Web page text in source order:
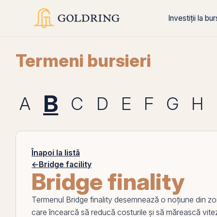
Investiții la
Termeni bursieri
A B C D E F G H
Înapoi la listă
←Bridge facility
Bridge finality
Termenul Bridge finality desemnează o noțiune din
care încearcă să reducă costurile și să mărească